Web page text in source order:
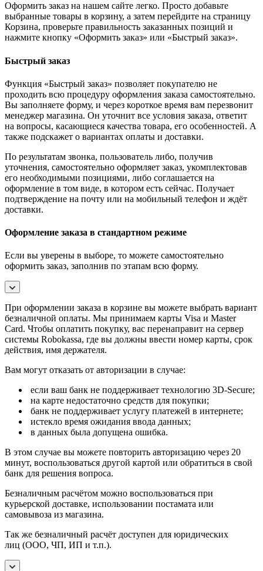
Оформить заказ на нашем сайте легко. Просто добавьте
выбранные товары в корзину, а затем перейдите на страницу
Корзина, проверьте правильность заказанных позиций и
нажмите кнопку «Оформить заказ» или «Быстрый заказ».
Быстрый заказ
Функция «Быстрый заказ» позволяет покупателю не
проходить всю процедуру оформления заказа самостоятельно.
Вы заполняете форму, и через короткое время вам перезвонит
менеджер магазина. Он уточнит все условия заказа, ответит
на вопросы, касающиеся качества товара, его особенностей. А
также подскажет о вариантах оплаты и доставки.
По результатам звонка, пользователь либо, получив
уточнения, самостоятельно оформляет заказ, укомплектовав
его необходимыми позициями, либо соглашается на
оформление в том виде, в котором есть сейчас. Получает
подтверждение на почту или на мобильный телефон и ждёт
доставки.
Оформление заказа в стандартном режиме
Если вы уверены в выборе, то можете самостоятельно
оформить заказ, заполнив по этапам всю форму.
При оформлении заказа в корзине вы можете выбрать вариант
безналичной оплаты. Мы принимаем карты Visa и Master
Card. Чтобы оплатить покупку, вас перенаправит на сервер
системы Robokassa, где вы должны ввести номер карты, срок
действия, имя держателя.
Вам могут отказать от авторизации в случае:
если ваш банк не поддерживает технологию 3D-Secure;
на карте недостаточно средств для покупки;
банк не поддерживает услугу платежей в интернете;
истекло время ожидания ввода данных;
в данных была допущена ошибка.
В этом случае вы можете повторить авторизацию через 20
минут, воспользоваться другой картой или обратиться в свой
банк для решения вопроса.
Безналичным расчётом можно воспользоваться при
курьерской доставке, использовании постамата или
самовывоза из магазина.
Так же безналичный расчёт доступен для юридических
лиц (ООО, ЧП, ИП и т.п.).